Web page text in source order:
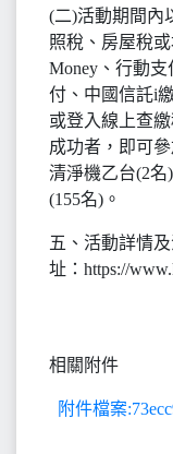
(二)活動期間內
照稅、房屋稅
Money、行動支
付、中國信託i
或登入線上查
成功者，即可
清淨機乙台(2名
(155名)。
五、活動詳情
址：https://
相關附件
附件檔案